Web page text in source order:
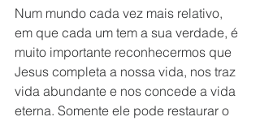
Num mundo cada vez mais relativo,
em que cada um tem a sua verdade, é
muito importante reconhecermos que
Jesus completa a nossa vida, nos traz
vida abundante e nos concede a vida
eterna. Somente ele pode restaurar o